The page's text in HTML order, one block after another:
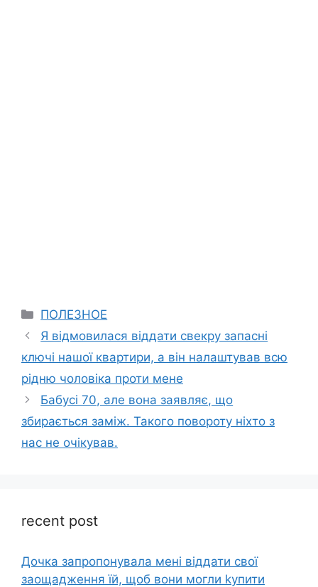
Categories
ПОЛЕЗНОЕ
Я відмовилася віддати свекру запасні
ключі нашої квартири, а він налаштував всю
рідню чоловіка проти мене
Бабусі 70, але вона заявляє, що
збирається заміж. Такого повороту ніхто з
нас не очікував.
recent post
Дочка запpопонувала мені віддати свої
заощадження їй, щоб вони могли kупити